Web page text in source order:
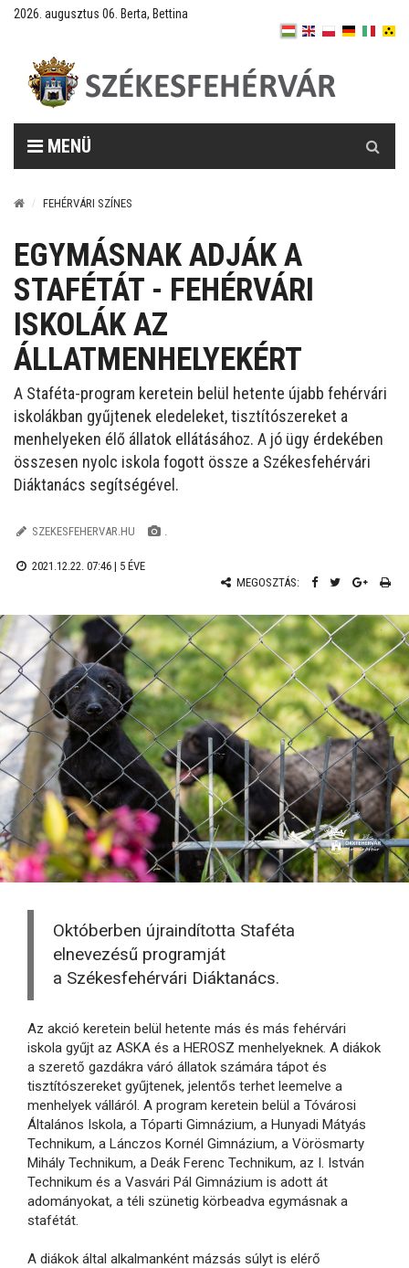
2026. augusztus 06. Berta, Bettina
MENÜ
FEHÉRVÁRI SZÍNES
EGYMÁSNAK ADJÁK A
STAFÉTÁT - FEHÉRVÁRI
ISKOLÁK AZ
ÁLLATMENHELYEKÉRT
A Staféta-program keretein belül hetente újabb fehérvári
iskolákban gyűjtenek eledeleket, tisztítószereket a
menhelyeken élő állatok ellátásához. A jó ügy érdekében
összesen nyolc iskola fogott össze a Székesfehérvári
Diáktanács segítségével.
SZEKESFEHERVAR.HU .
2021.12.22. 07:46 | 5 ÉVE
MEGOSZTÁS:
Októberben újraindította Staféta
elnevezésű programját
a Székesfehérvári Diáktanács.
Az akció keretein belül hetente más és más fehérvári
iskola gyűjt az ASKA és a HEROSZ menhelyeknek. A diákok
a szerető gazdákra váró állatok számára tápot és
tisztítószereket gyűjtenek, jelentős terhet leemelve a
menhelyek válláról. A program keretein belül a Tóvárosi
Általános Iskola, a Tóparti Gimnázium, a Hunyadi Mátyás
Technikum, a Lánczos Kornél Gimnázium, a Vörösmarty
Mihály Technikum, a Deák Ferenc Technikum, az I. István
Technikum és a Vasvári Pál Gimnázium is adott át
adományokat, a téli szünetig körbeadva egymásnak a
stafétát.
A diákok által alkalmanként mázsás súlyt is elérő